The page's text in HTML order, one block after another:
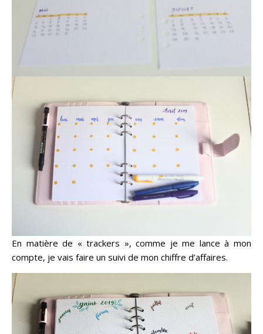
En matière de « trackers », comme je me lance à mon
compte, je vais faire un suivi de mon chiffre d’affaires.